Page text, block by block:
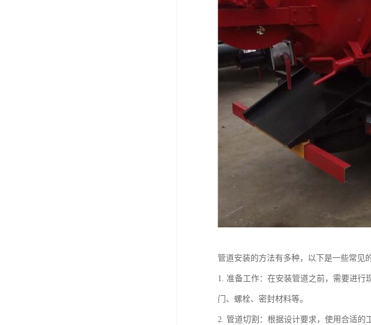
管道安装的方法有多种，以下是一些常见
1. 准备工作：在安装管道之前，需要进行
门、螺栓、密封材料等。
2. 管道切割：根据设计要求，使用合适的